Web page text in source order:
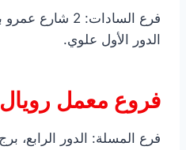
فرع السادات: 2
الدور الأول علوي.
فروع معمل
فرع المسلة: الدور الرابع،